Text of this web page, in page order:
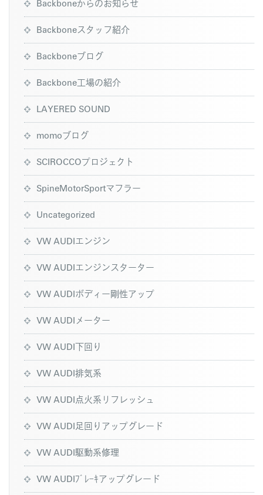
Backboneからのお知らせ
Backboneスタッフ紹介
Backboneブログ
Backbone工場の紹介
LAYERED SOUND
momoブログ
SCIROCCOプロジェクト
SpineMotorSportマフラー
Uncategorized
VW AUDIエンジン
VW AUDIエンジンスターター
VW AUDIボディー剛性アップ
VW AUDIメーター
VW AUDI下回り
VW AUDI排気系
VW AUDI点火系リフレッシュ
VW AUDI足回りアップグレード
VW AUDI駆動系修理
VW AUDIﾌﾞﾚｰｷアップグレード